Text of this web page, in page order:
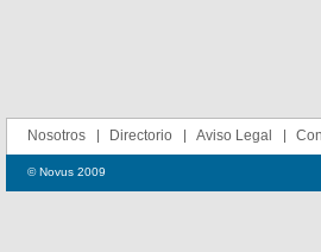
Nosotros Directorio Aviso Legal
© Novus 2009